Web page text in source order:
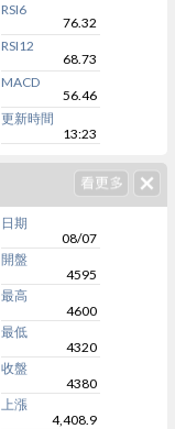
RSI6
76.32
RSI12
68.73
MACD
56.46
更新時間
13:23
日期
08/07
開盤
4595
最高
4600
最低
4320
收盤
4380
上漲
4,408.9